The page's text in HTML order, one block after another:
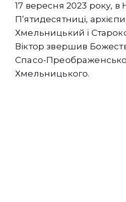
17 вересня 2023 року, в
Пʼятидесятниці,
Хмельницький і
Віктор звершив
Спасо-
Хмельницького.